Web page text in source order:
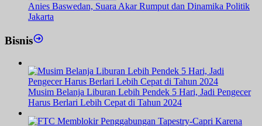
Anies Baswedan, Suara Akar Rumput dan Dinamika Politik
Jakarta
Bisnis
Musim Belanja Liburan Lebih Pendek 5 Hari, Jadi Pengecer
Harus Berlari Lebih Cepat di Tahun 2024